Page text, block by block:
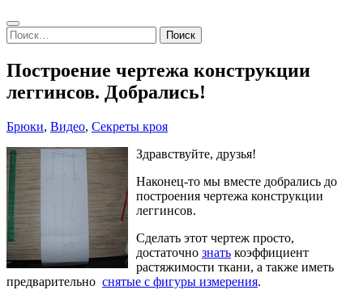
Search
Найти:
Построение чертежа конструкции
леггинсов. Добрались!
Брюки, Видео, Секреты кроя
Здравствуйте, друзья!
Наконец-то мы вместе добрались до
построения чертежа конструкции
леггинсов.
Сделать этот чертеж просто,
достаточно знать коэффициент
растяжимости ткани, а также иметь
предварительно снятые с фигуры измерения.